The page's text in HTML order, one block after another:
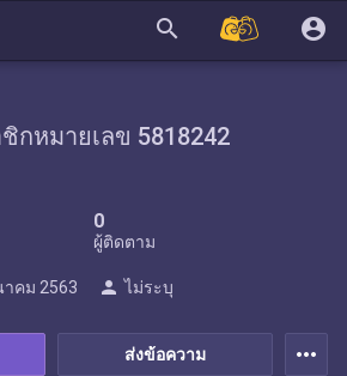
search account_circle
กหมายเลข 5818242
0
ผู้ติดตาม
ส่งข้อความ
คม 2563 person ไม่ระบุ
more_horiz